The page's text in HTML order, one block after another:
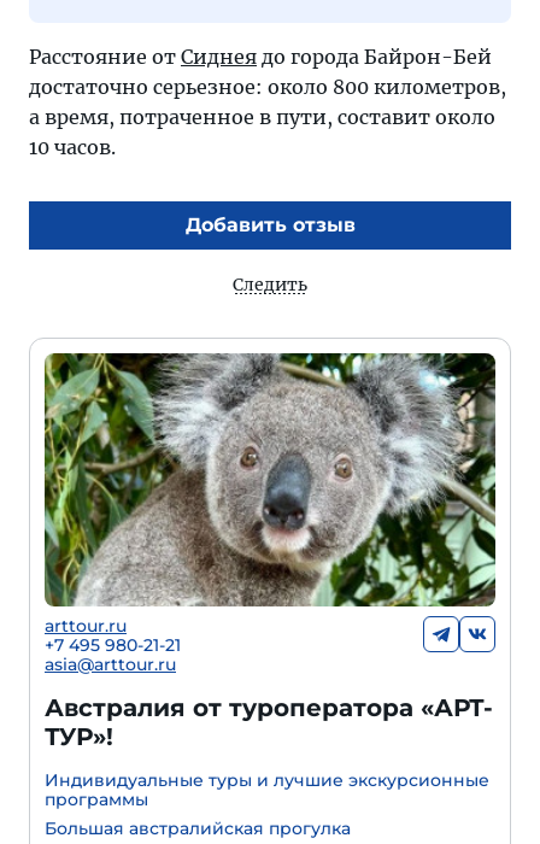
Расстояние от Сиднея до города Байрон-Бей
достаточно серьезное: около 800 километров,
а время, потраченное в пути, составит около
10 часов.
Добавить отзыв
Следить
arttour.ru
+7 495 980-21-21
asia@arttour.ru
Австралия от туроператора «АРТ-
ТУР»!
Индивидуальные туры и лучшие экскурсионные
программы
Большая австралийская прогулка